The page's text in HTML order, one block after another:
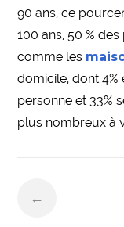
90 ans, ce
100 ans, 50 %
comme les
domicile, dont 4%
personne et 33%
plus nombreux à
←